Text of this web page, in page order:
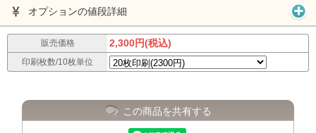
オプションの値段詳細
販売価格 2,300円(税込)
印刷枚数/10枚単位
この商品を共有する